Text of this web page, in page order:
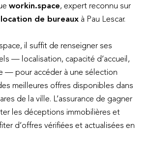
workin.space, expert reconnu sur
location de bureaux à Pau Lescar.
il suffit de renseigner ses
— localisation, capacité d’accueil,
— pour accéder à une sélection
meilleures offres disponibles dans
de la ville. L’assurance de gagner
les déceptions immobilières et
d’offres vérifiées et actualisées en